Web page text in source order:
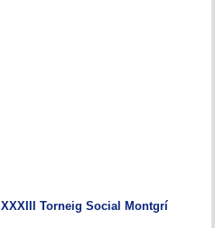
XXXIII Torneig Social Montgrí